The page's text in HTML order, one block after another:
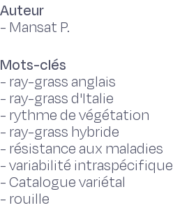
Auteur
- Mansat P.
Mots-clés
- ray-grass anglais
- ray-grass d'Italie
- rythme de végétation
- ray-grass hybride
- résistance aux maladies
-variabilité intraspécifique
-Catalogue variétal
- rouille